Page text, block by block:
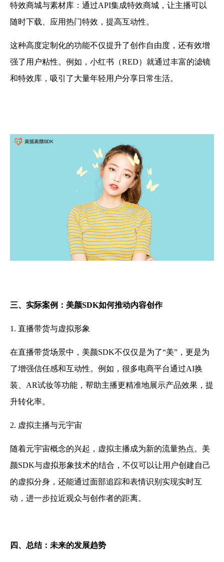
特效商城与素材库 ：通过API集成特效商城，让主播可以
随时下载、应用热门特效，提高互动性。
这种高度定制化的功能不仅提升了创作自由度，还有效增
强了用户粘性。例如，小红书（RED）就通过丰富的滤镜
和特效库，吸引了大量年轻用户分享日常生活。
三、实际案例：美颜SDK如何推动内容创作
1. 直播带货与虚拟形象
在直播带货场景中，美颜SDK不仅仅是为了“美”，更是为
了增强信任感和互动性。例如，很多电商平台通过AI换
装、AR试妆等功能，帮助主播更精准地展示产品效果，提
升转化率。
2. 虚拟主播与元宇宙
随着元宇宙概念的兴起，虚拟主播成为新的流量热点。美
颜SDK与虚拟形象技术的结合，不仅可以让用户创建自己
的虚拟分身，还能通过面部追踪和表情识别实现实时互
动，进一步拉近观众与创作者的距离。
四、总结：未来的发展趋势